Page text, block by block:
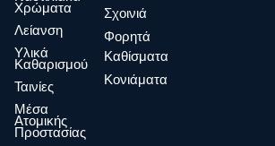
Χρώματα
Λείανση
Υλικά
Καθαρισμού
Ταινίες
Μέσα
Ατομικής
Προστασίας
Σχοινιά
Φορητά
Καθίσματα
Κονιάματα